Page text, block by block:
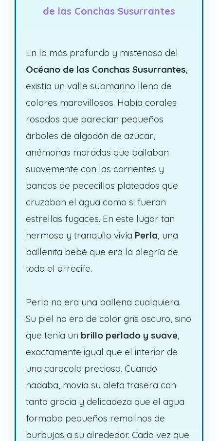
de las Conchas Susurrantes
En lo más profundo y misterioso del
Océano de las Conchas Susurrantes,
existía un valle submarino lleno de
colores maravillosos. Había corales
rosados que parecían pequeños
árboles de algodón de azúcar,
anémonas moradas que bailaban
suavemente con las corrientes y
bancos de pececillos plateados que
cruzaban el agua como si fueran
estrellas fugaces. En este lugar tan
hermoso y tranquilo vivía Perla, una
ballenita bebé que era la alegría de
todo el arrecife.
Perla no era una ballena cualquiera.
Su piel no era de color gris oscuro, sino
que tenía un brillo perlado y suave,
exactamente igual que el interior de
una caracola preciosa. Cuando
nadaba, movía su aleta trasera con
tanta gracia y delicadeza que el agua
formaba pequeños remolinos de
burbujas a su alrededor. Cada vez que